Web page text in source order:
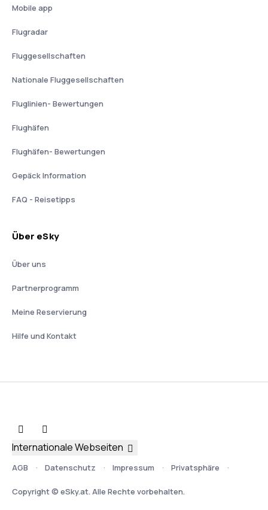
Mobile app
Flugradar
Fluggesellschaften
Nationale Fluggesellschaften
Fluglinien- Bewertungen
Flughäfen
Flughäfen- Bewertungen
Gepäck Information
FAQ - Reisetipps
Über eSky
Über uns
Partnerprogramm
Meine Reservierung
Hilfe und Kontakt
AGB Datenschutz Impressum Privatsphäre
Copyright © eSky.at. Alle Rechte vorbehalten.
Internationale Webseiten